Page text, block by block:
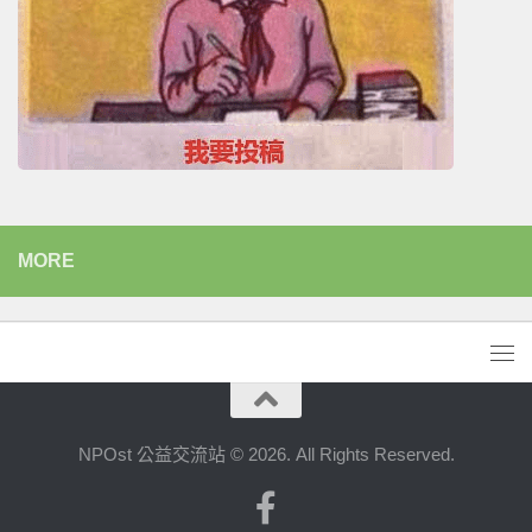
MORE
NPOst 公益交流站 © 2026. All Rights Reserved.